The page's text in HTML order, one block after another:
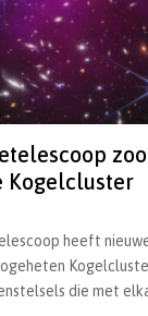
Kogelcluster
heeft
die met